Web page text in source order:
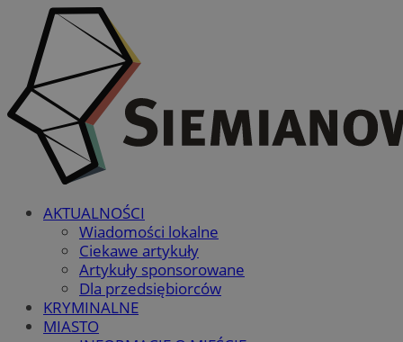
AKTUALNOŚCI
Wiadomości lokalne
Ciekawe artykuły
Artykuły sponsorowane
Dla przedsiębiorców
KRYMINALNE
MIASTO